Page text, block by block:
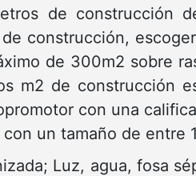
de construcción
construcción,
de 300m2 sobre
m2 de construcción
con una
un tamaño de entre
Luz, agua, fosa